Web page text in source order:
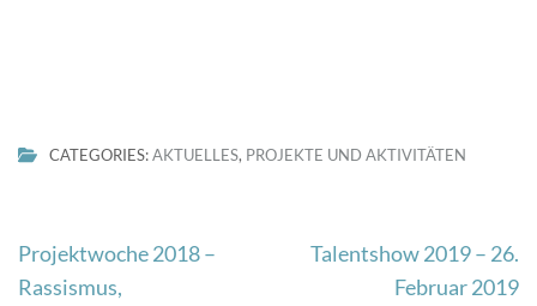
CATEGORIES:AKTUELLES, PROJEKTE UND AKTIVITÄTEN
Beitragsnavigation
Projektwoche 2018 –
Rassismus,
Talentshow 2019 – 26.
Februar 2019